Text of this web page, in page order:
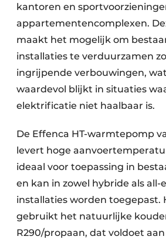
Veiligheid & Opleiding
Zonwering
kantoren en
appartementencomplexen.
maakt het mogelijk om
installaties te verduurzamen
ingrijpende verbouwingen,
waardevol blijkt in situaties
elektrificatie niet haalbaar is.
De Effenca HT-warmtepomp
levert hoge
ideaal voor toepassing in
en kan in zowel hybride als all-
installaties worden toegepast.
gebruikt het natuurlijke
R290/propaan, dat voldoet